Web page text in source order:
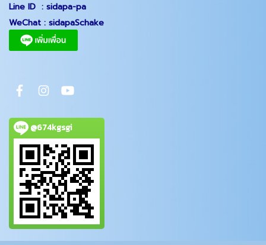
Line ID : sidapa-pa
WeChat : sidapaSchake
@674kgsgi